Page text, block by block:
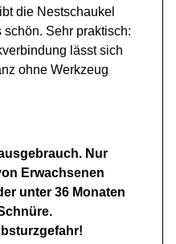
die Nestschaukel
Sehr praktisch:
lässt sich
ohne Werkzeug
Nur
Erwachsenen
unter 36 Monaten